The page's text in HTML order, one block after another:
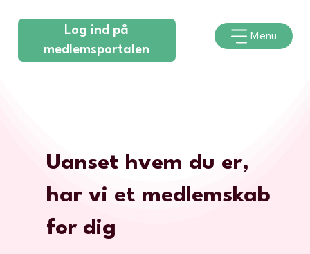
Log ind på
medlemsportalen
Menu
Uanset hvem du er,
har vi et medlemskab
for dig